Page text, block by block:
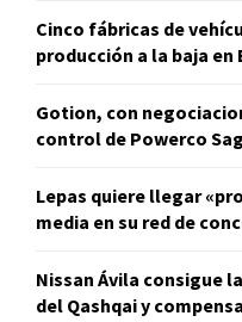
Cinco fábricas de
producción a la baja en
Gotion, con
control de Powerco
Lepas quiere llegar
media en su red de
Nissan Ávila consigue
del Qashqai y